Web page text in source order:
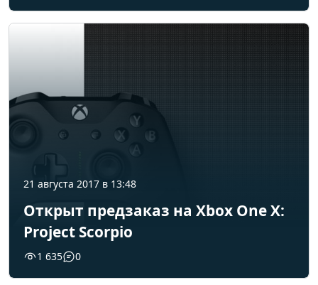
21 августа 2017 в 13:48
Открыт предзаказ на Xbox One X:
Project Scorpio
1 635 0